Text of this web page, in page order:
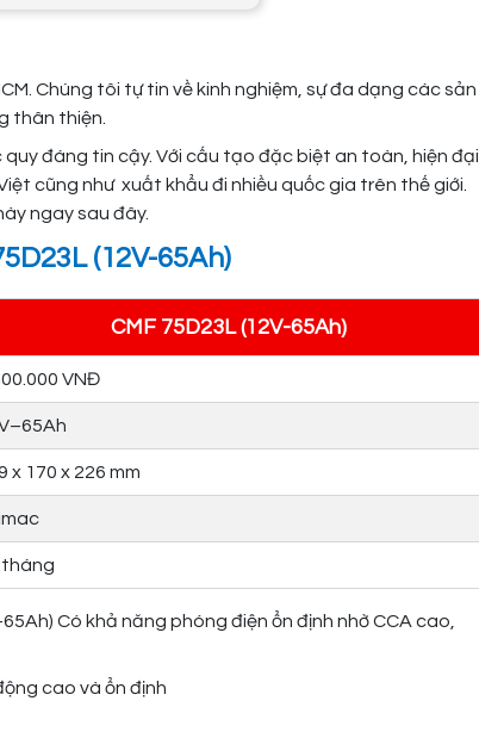
Chúng tôi tự tin về kinh nghiệm, sự đa dạng các sản
thân thiện.
quy đáng tin cậy. Với cấu tạo đặc biệt an toàn, hiện đại,
cũng như xuất khẩu đi nhiều quốc gia trên thế giới.
ngay sau đây.
(12V-65Ah)
CMF 75D23L (12V-65Ah)
VNĐ
x 170 x 226 mm
tháng
Có khả năng phóng điện ổn định nhờ CCA cao,
cao và ổn định